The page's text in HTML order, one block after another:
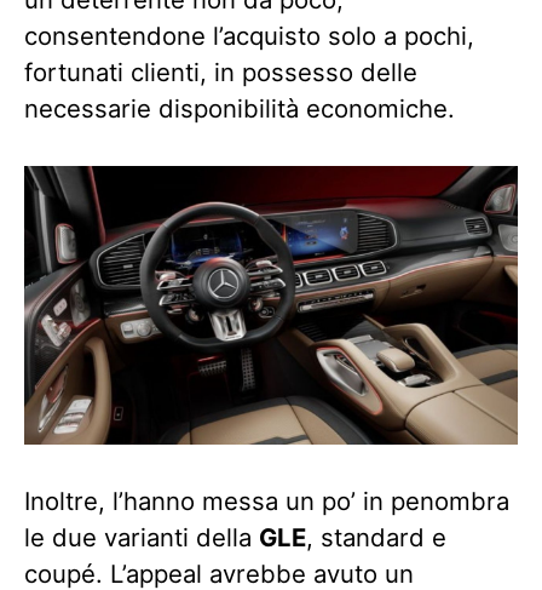
consentendone l’acquisto solo a pochi,
fortunati clienti, in possesso delle
necessarie disponibilità economiche.
Inoltre, l’hanno messa un po’ in penombra
le due varianti della GLE, standard e
coupé. L’appeal avrebbe avuto un